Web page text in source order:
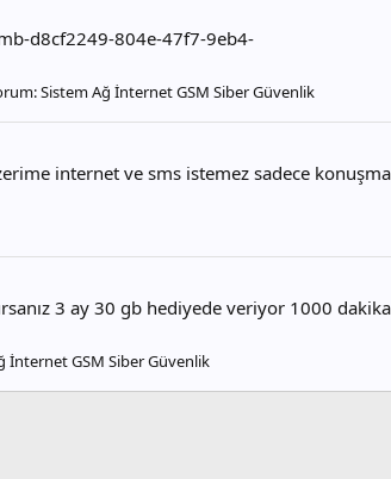
d8cf2249-804e-47f7-9eb4-
Sistem Ağ İnternet GSM Siber Güvenlik
internet ve sms istemez sadece
3 ay 30 gb hediyede veriyor 1000
İnternet GSM Siber Güvenlik